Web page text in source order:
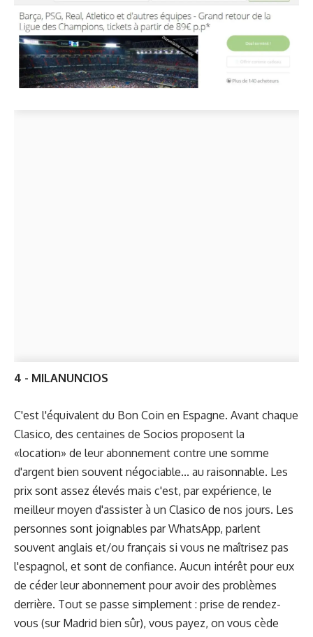
4 - MILANUNCIOS
C'est l'équivalent du Bon Coin en Espagne. Avant chaque
Clasico, des centaines de Socios proposent la
«location» de leur abonnement contre une somme
d'argent bien souvent négociable... au raisonnable. Les
prix sont assez élevés mais c'est, par expérience, le
meilleur moyen d'assister à un Clasico de nos jours. Les
personnes sont joignables par WhatsApp, parlent
souvent anglais et/ou français si vous ne maîtrisez pas
l'espagnol, et sont de confiance. Aucun intérêt pour eux
de céder leur abonnement pour avoir des problèmes
derrière. Tout se passe simplement : prise de rendez-
vous (sur Madrid bien sûr), vous payez, on vous cède